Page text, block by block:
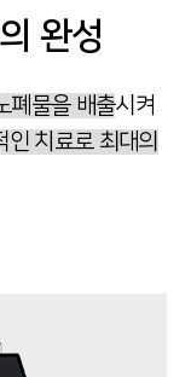
완성
폐물을 배출시켜
인 치료로 최대의